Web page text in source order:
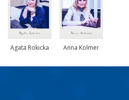
Agata Rokicka Anna Kolmer